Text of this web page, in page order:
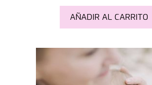
AÑADIR AL CARRITO